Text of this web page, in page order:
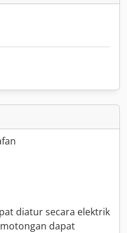
diatur secara elektrik
dapat